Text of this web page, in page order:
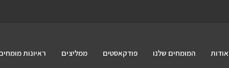
אודות המומחים שלנו פודקאסטים ממליצים ראיונות